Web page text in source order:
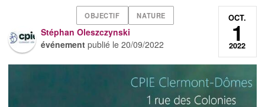
OBJECTIF NATURE
Stéphan Oleszczynski
événement publié le20/09/2022
OCT.
1
2022